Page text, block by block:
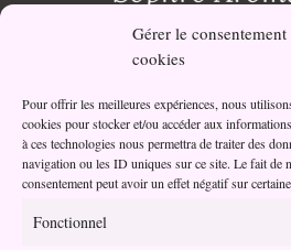
Gérer le consentement
cookies
Pour offrir les meilleures expériences, nous
cookies pour stocker et/ou accéder aux
à ces technologies nous permettra de traiter des
navigation ou les ID uniques sur ce site. Le fait de
consentement peut avoir un effet négatif sur
Fonctionnel
Votre partenaire bien-être et santé
Adresse
03 Impasse Oseille